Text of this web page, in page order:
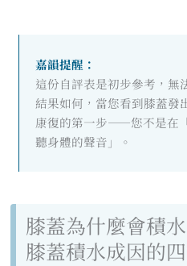
嘉韻提醒：
這份自評表是初步參考，無
結果如何，當您看到膝蓋發
康復的第一步——您不是在
聽身體的聲音」。
膝蓋為什麼會積
膝蓋積水成因的